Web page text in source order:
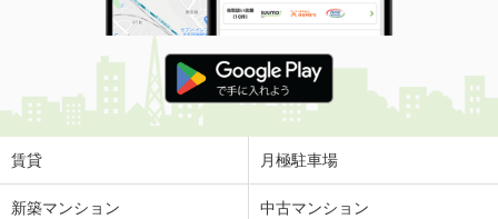
賃貸 月極駐車場
新築マンション 中古マンション